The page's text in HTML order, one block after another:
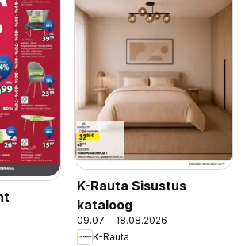
K-Rauta Sisustus
kataloog
09.07. - 18.08.2026
K-Rauta